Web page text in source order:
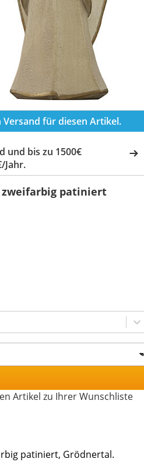
für diesen Artikel.
und bis zu 1500€
Jahr.
zweifarbig patiniert
Artikel zu Ihrer Wunschliste
patiniert, Grödnertal.